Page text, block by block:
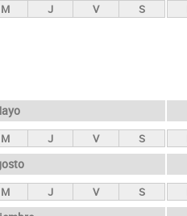
M J V S
M J V S
M J V S